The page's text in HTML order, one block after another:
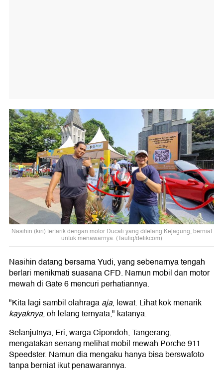
Nasihin (kiri) tertarik dengan motor Ducati yang dilelang Kejagung, berniat
untuk menawarnya. (Taufiq/detikcom)
Nasihin datang bersama Yudi, yang sebenarnya tengah
berlari menikmati suasana CFD. Namun mobil dan motor
mewah di Gate 6 mencuri perhatiannya.
"Kita lagi sambil olahragaaja, lewat. Lihat kok menarik
kayaknya, oh lelang ternyata," katanya.
Selanjutnya, Eri, warga Cipondoh, Tangerang,
mengatakan senang melihat mobil mewah Porche 911
Speedster. Namun dia mengaku hanya bisa berswafoto
tanpa berniat ikut penawarannya.